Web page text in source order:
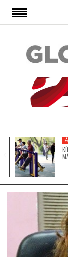
FŐOLDAL
AFRIKA
ÁZSIA
LATIN-AMERIKA
KÖZEL-KELET